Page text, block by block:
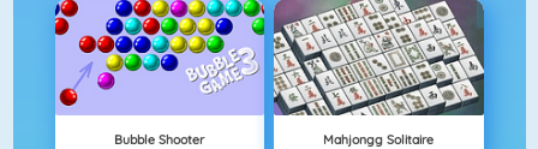
Bubble Shooter Mahjongg Solitaire